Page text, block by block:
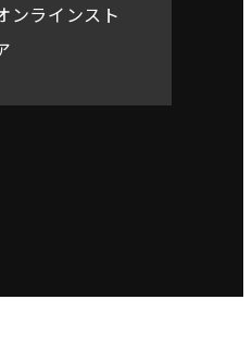
ンラインスト